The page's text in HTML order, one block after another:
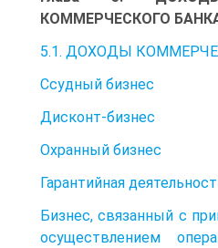
КОММЕРЧЕСКОГО
5.1. ДОХОДЫ
Ссудный бизнес
Дисконт-бизнес
Охранный бизнес
Гарантийная
Бизнес, связанный с
осуществлением